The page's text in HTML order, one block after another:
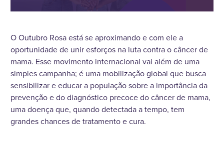
O Outubro Rosa está se aproximando e com ele a
oportunidade de unir esforços na luta contra o câncer de
mama. Esse movimento internacional vai além de uma
simples campanha; é uma mobilização global que busca
sensibilizar e educar a população sobre a importância da
prevenção e do diagnóstico precoce do câncer de mama,
uma doença que, quando detectada a tempo, tem
grandes chances de tratamento e cura.